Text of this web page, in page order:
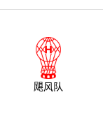
飓风队